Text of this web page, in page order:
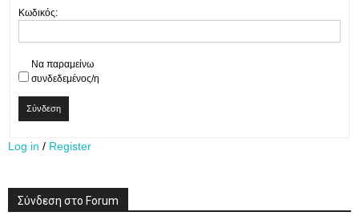
Κωδικός:
Να παραμείνω
συνδεδεμένος/η
Σύνδεση
Log in / Register
Σύνδεση στο Forum